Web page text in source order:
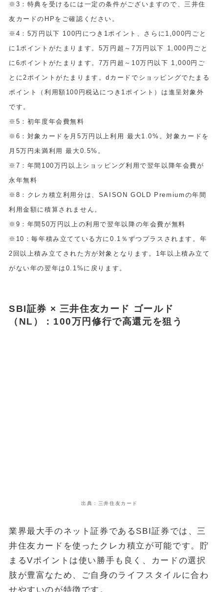
※3：特典を受けるには一定の条件がございますので、三井住
友カードのHPをご確認ください。
※4：5万円以下 100円につき1ポイント、さらに1,000円ごと
に1ポイントがたまります。5万円超～7万円以下 1,000円ごと
に6ポイントがたまります。7万円超～10万円以下 1,000円ご
とに2ポイントがたまります。dカードでショッピングでたまる
ポイント（利用額100円税込につき1ポイント）は進呈対象外
です。
※5：初年度年会費無料
※6：対象カードを月5万円以上利用 最大1.0%。対象カードを
月5万円未満利用 最大0.5%。
※7：年間100万円以上ショッピング利用で翌年以降年会費が
永年無料
※8：クレカ積立利用分は、SAISON GOLD Premiumの年間
利用金額に積算されません。
※9：年間50万円以上の利用で翌年以降の年会費が無料
※10：毎年積み立てている方に0.1％ずつプラスされます。年
2回以上積み立てされた方が対象となります。1年以上積み立て
がない年の翌年は0.1%に戻ります。
SBI証券 × 三井住友カード ゴールド
（NL）：100万円修行で高還元を狙う
出典：三井住友カード
業界最大手のネット証券であるSBI証券では、三
井住友カードを使ったクレカ積立が可能です。貯
まるVポイントは使い勝手も良く、カードの選択
肢が豊富なため、ご自身のライフスタイルに合わ
せやすいのが特徴です。